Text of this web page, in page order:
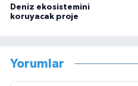
Deniz ekosistemini
koruyacak proje
Yorumlar